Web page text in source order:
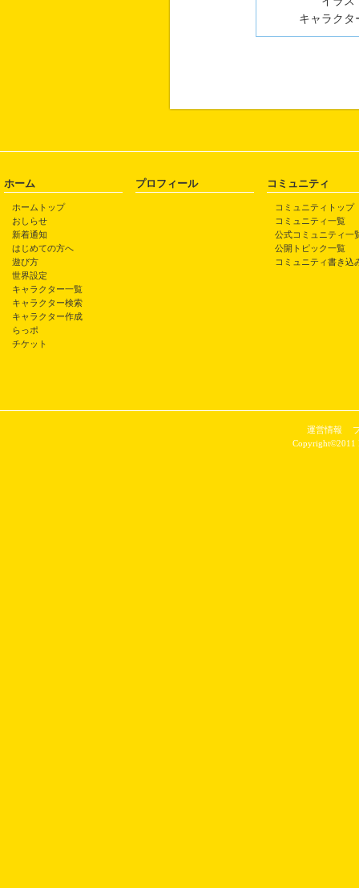
キャラクタ
ホーム
ホームトップ
おしらせ
新着通知
はじめての方へ
遊び方
世界設定
キャラクター一覧
キャラクター検索
キャラクター作成
らっポ
チケット
プロフィール コミュニティ
コミュニティトップ
コミュニティ一覧
公式コミュニティ一
公開トピック一覧
コミュニティ書き込
運営情報
Copyright©2011